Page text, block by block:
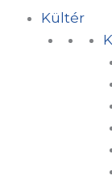
Kültér